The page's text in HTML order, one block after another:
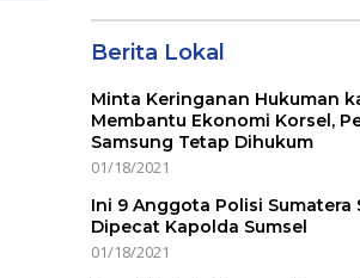
Berita Lokal
Minta Keringanan Hukuman
Membantu Ekonomi Korsel,
Samsung Tetap Dihukum
01/18/2021
Ini 9 Anggota Polisi Sumatera
Dipecat Kapolda Sumsel
01/18/2021